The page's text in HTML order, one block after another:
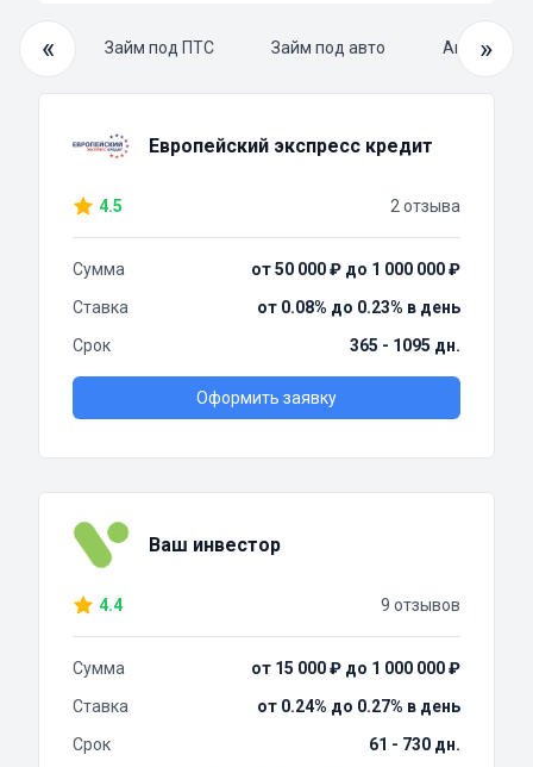
«
займ Займ под ПТС Займ под авто »
Европейский экспресс кредит
4.5 2 отзыва
Сумма
от 50 000 ₽ до 1 000 000 ₽
Ставка
от 0.08% до 0.23% в день
Срок
365 - 1095 дн.
Оформить заявку
Ваш инвестор
4.4 9 отзывов
Сумма
от 15 000 ₽ до 1 000 000 ₽
Ставка
от 0.24% до 0.27% в день
Срок
61 - 730 дн.